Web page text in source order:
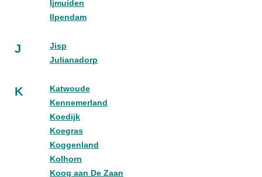
Ijmuiden
Ilpendam
J
Jisp
Julianadorp
K
Katwoude
Kennemerland
Koedijk
Koegras
Koggenland
Kolhorn
Koog aan De Zaan